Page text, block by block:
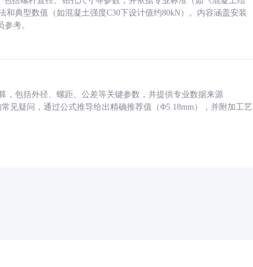
和典型数值（如混凝土强度C30下设计值约80kN）。内容涵盖安装
考。
，包括外径、螺距、公差等关键参数，并提供专业数据来源
见疑问，通过公式推导给出精确推荐值（Φ5.18mm），并附加工艺